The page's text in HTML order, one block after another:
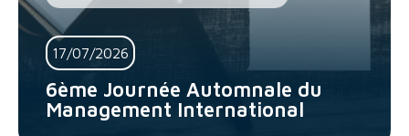
17/07/2026
6ème Journée Automnale du
Management International